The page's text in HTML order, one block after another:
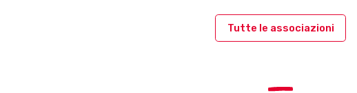
Tutte le associazioni